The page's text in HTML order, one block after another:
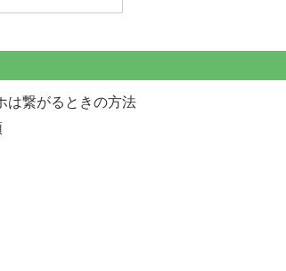
は繋がるときの方法